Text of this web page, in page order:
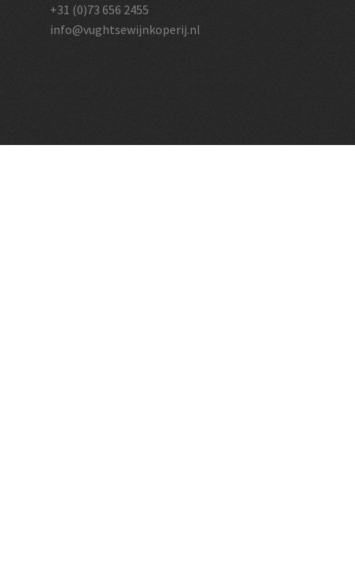
+31 (0)73 656 2455
info@vughtsewijnkoperij.nl